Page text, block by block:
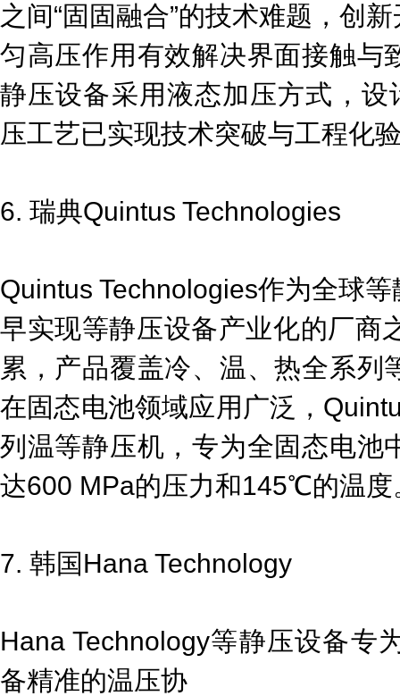
之间“固固融合”的技术难题，创
匀高压作用有效解决界面接触与
静压设备采用液态加压方式，
压工艺已实现技术突破与工程化
6. 瑞典Quintus Technologies
Quintus Technologies作为全球
早实现等静压设备产业化的厂商
累，产品覆盖冷、温、热全系
在固态电池领域应用广泛，
列温等静压机，专为全固态电池
达600 MPa的压力和145℃的温度
7. 韩国Hana Technology
Hana Technology等静压设备专
备精准的温压协